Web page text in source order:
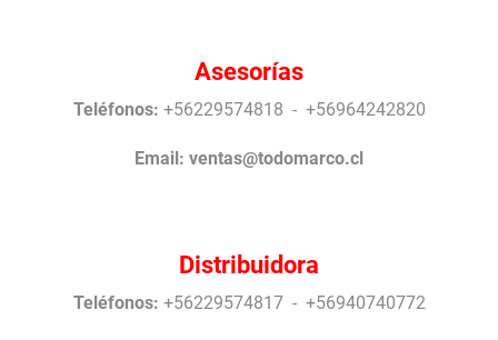
Asesorías
Teléfonos: +56229574818 - +56964242820
Email: ventas@todomarco.cl
Distribuidora
Teléfonos: +56229574817 - +56940740772